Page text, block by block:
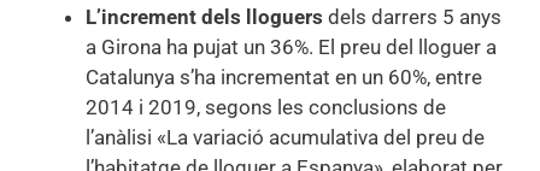
L’increment dels lloguers dels darrers 5 anys
a Girona ha pujat un 36%. El preu del lloguer a
Catalunya s’ha incrementat en un 60%, entre
2014 i 2019, segons les conclusions de
l’anàlisi «La variació acumulativa del preu de